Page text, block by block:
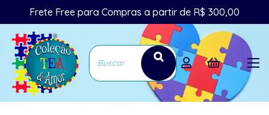
Frete Free para Compras a partir de R$ 300,00